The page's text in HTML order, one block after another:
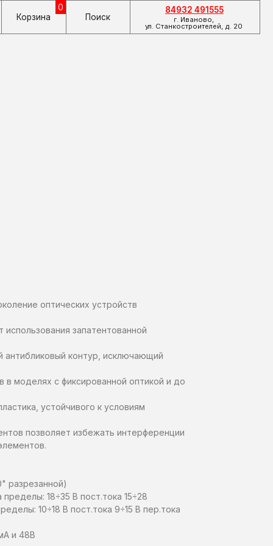
г. Иваново,
ул. Станкостроителей, д. 20
Поиск
оптических устройств
запатентованной
контур, исключающий
в моделях с фиксированной оптикой и до
устойчивого к условиям
позволяет избежать интерференции
разрезанной)
18÷35 В пост.тока 15÷28
10÷18 В пост.тока 9÷15 В пер.тока
и 48В